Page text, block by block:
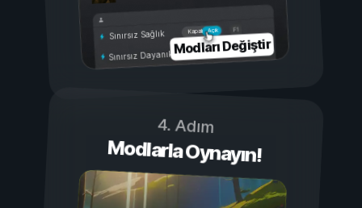
Açık
Kapalı
Sınırsız Sağlık
Sınırsız DayanıklılıkModları Değiştir
4. Adım
Modlarla Oynayın!